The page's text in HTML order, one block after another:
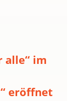
alle“ im
eröffnet